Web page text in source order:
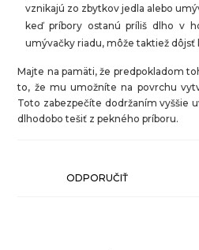
vznikajú zo zbytkov jedla alebo
keď príbory ostanú príliš dlho v
umývačky riadu, môže taktiež dôjsť
Majte na pamäti, že predpokladom
to, že mu umožníte na povrchu
Toto zabezpečíte dodržaním vyššie
dlhodobo tešiť z pekného príboru.
ODPORUČIŤ